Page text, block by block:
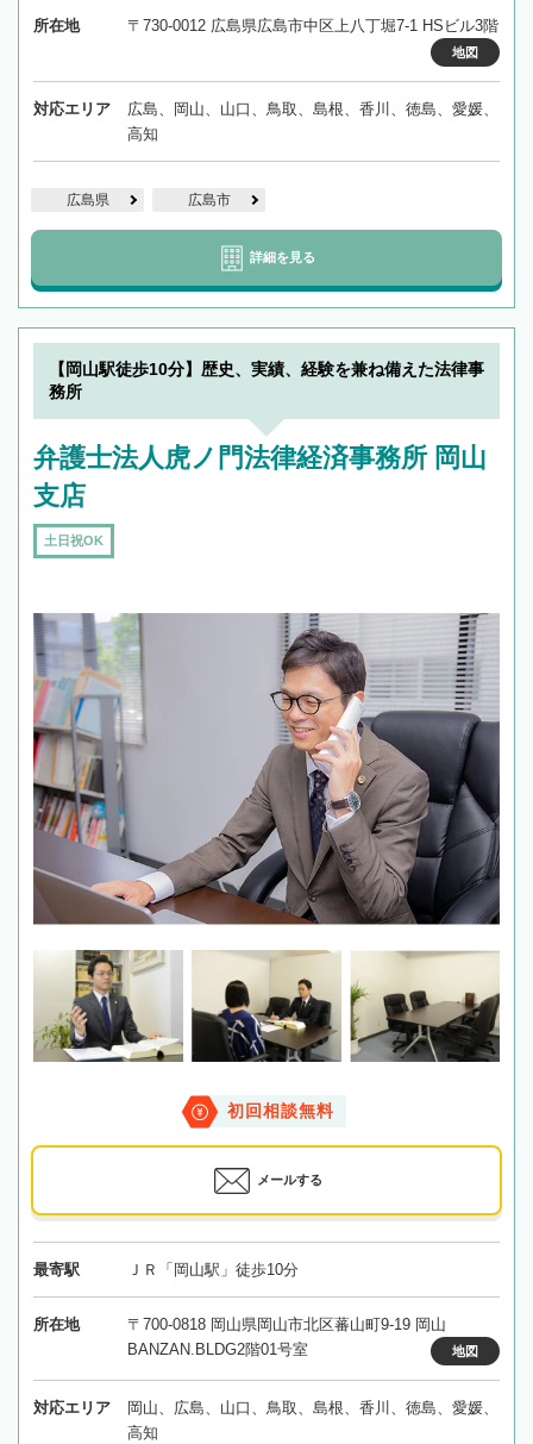
所在地 〒730-0012 広島県広島市中区上八丁堀7-1 HSビル3階
地図
対応エリア
広島、岡山、山口、鳥取、島根、香川、徳島、愛媛、
高知
広島県 広島市
詳細を見る
【岡山駅徒歩10分】歴史、実績、経験を兼ね備えた法律事
務所
弁護士法人虎ノ門法律経済事務所 岡山
支店
土日祝OK
初回相談無料
メールする
最寄駅 ＪＲ「岡山駅」徒歩10分
所在地
〒700-0818 岡山県岡山市北区蕃山町9-19 岡山
BANZAN.BLDG2階01号室
地図
対応エリア
岡山、広島、山口、鳥取、島根、香川、徳島、愛媛、
高知